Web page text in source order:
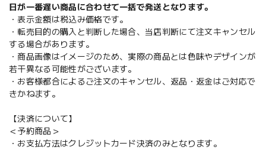
日が一番遅い商品に合わせて一括で発送となります。
・表示金額は税込み価格です。
・転売目的の購入と判断した場合、当店判断にて注文キャンセル
する場合があります。
・商品画像はイメージのため、実際の商品とは色味やデザインが
若干異なる可能性がございます。
・お客様都合によるご注文のキャンセル、返品・返金はご対応で
きかねます。
【決済について】
＜予約商品＞
・お支払方法はクレジットカード決済のみとなります。